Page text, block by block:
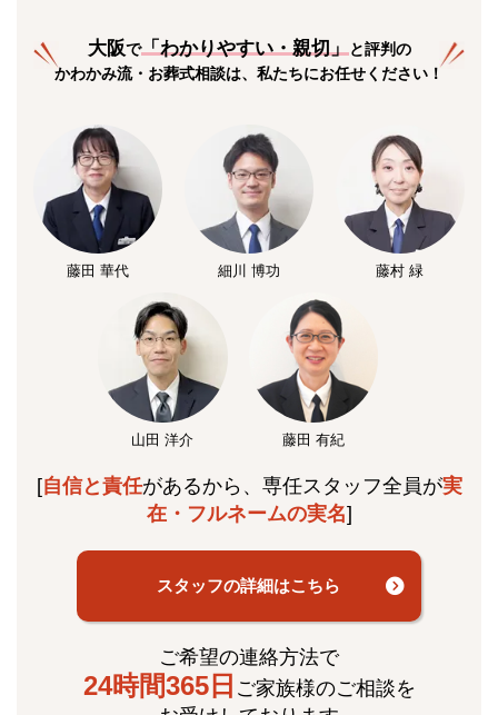
大阪で「わかりやすい・親切」と評判の
かわかみ流・お葬式相談は、私たちにお任せください！
藤田 華代 細川 博功 藤村 緑
山田 洋介 藤田 有紀
[自信と責任があるから、専任スタッフ全員が実
在・フルネームの実名]
スタッフの詳細はこちら
ご希望の連絡方法で
24時間365日 ご家族様のご相談を